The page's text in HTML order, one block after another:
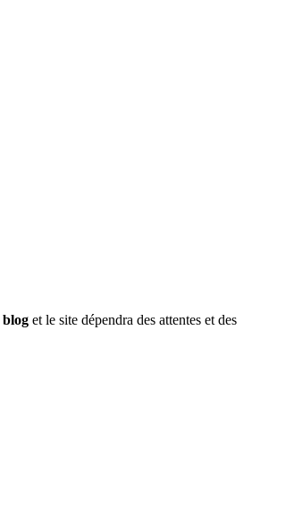
blog et le site dépendra des attentes et des